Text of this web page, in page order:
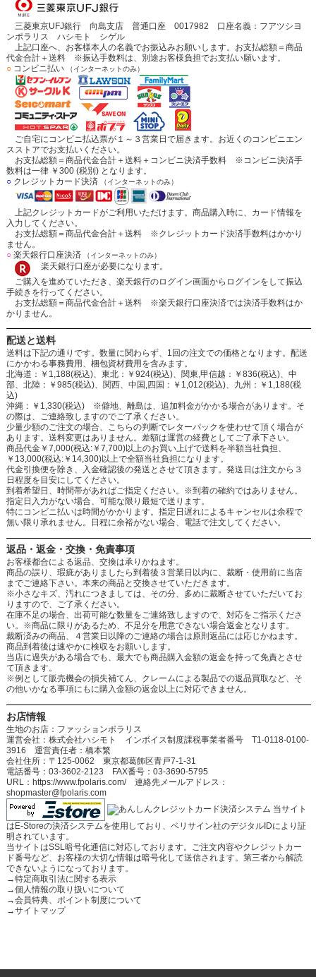
三菱東京UFJ銀行 向島支店 普通口座 0017982 口座名義：フアツシヨ
ンポラリス ハシモト シゲル
上記口座へ、お客様本人の名義でお振込みお願いします。お支払総額＝商品
代金合計＋送料 ※振込手数料は、別途お客様負担でお支払い願います。
○コンビニ払い （インターネットのみ）
ご自宅にコンビニ払込票が１～３営業日で届きます。お近くのコンビニエン
スストアでお支払いください。
お支払総額＝商品代金合計＋送料＋コンビニ決済手数料 ※コンビニ決済手
数料は一律 ￥300 (税別) となります。
○クレジットカード決済 （インターネットのみ）
上記クレジットカードがご利用いただけます。商品購入時に、カード情報を
入力してください。
お支払総額＝商品代金合計＋送料 ※クレジットカード決済手数料はかかり
ません。
○楽天銀行口座決済 （インターネットのみ）
楽天銀行口座が必要になります。
ご購入を進めていただき、楽天銀行のログイン画面からログインをして振込
手続きを行ってください。
お支払総額＝商品代金合計＋送料 ※楽天銀行口座決済では決済手数料はか
かりません。
配送と送料
送料は下記の通りです。数量に関わらず、1回の注文での価格となります。配送
にかかわる事務費用、梱包資材費用を含みます。
北海道：￥1,188(税込)、東北：￥924(税込)、関東,甲信越：￥836(税込)、中
部、北陸：￥985(税込)、関西、中国,四国：￥1,012(税込)、九州：￥1,188(税
込)
沖縄：￥1,330(税込) ※僻地、離島は、追加料金がかかる場合があります。そ
の際は、ご連絡致しますのでご了承ください。
少量少額のご注文の場合、こちらの判断でレターパックを使わせて頂く場合が
あります。送料変更はありません。差額は運営の経費としてご了承下さい。
商品代金￥7,000(税込:￥7,700)以上のお買い上げで送料を半額当社負担、
￥13,000(税込:￥14,300)以上で全額当社負担になります。
代金引換便を除き、入金確認後の発送とさせて頂きます。発送日は注文から３
日程度を目安にしてください。
到着希望日、時間帯があればご指定ください。※到着の確約ではありません。
指定日入力がない場合、可能な限り最短で送ります。
特にコンビニ払いは時間がかかります。指定日遅れによるキャンセルは余程で
無い限り承れません。日程に余裕がない場合、電話で注文してください。
返品・返金・交換・免責事項
お客様都合による返品、交換は承りかねます。
商品の誤り、瑕疵がありましたら到着後３営業日以内に、裁断・使用前に当店
までご連絡下さい。本来の商品と交換させていただきます。
※小さなキズ、汚れにつきましては、その分、多めに裁断させていただいてお
りますので、ご了承ください。
在庫不足の場合、出荷可能な数量をご連絡致しますので、対応をご指示くださ
い。※商品に限りがあるため、不足分を用意できない場合返金となります。
裁断済みの商品、４営業日以降のご連絡の場合は原則返品には応じかねます。
商品到着後は速やかに検収をお願いします。
当店に過失がある場合でも、最大でも商品購入金額の返金を持って免責とさせ
て頂きます。
※例として販売機会の損失補てん、クレームによる製品での返品買取など、そ
の他いかなる事項にもに購入金額の返金以上に対応できません。
お店情報
生地のお店：ファッションポラリス
運営会社：株式会社ハシモト インボイス制度課税事業者番号 T1-0118-0100-
3916 運営責任者：橋本繁
会社住所：〒125-0062 東京都葛飾区青戸7-1-31
電話番号：03-3602-2123 FAX番号：03-3690-5795
URL：https://www.fpolaris.com/ 連絡先メールアドレス：
shopmaster@fpolaris.com
当サイト
はE-Storeの決済システムを使用しており、ベリサイン社のデジタルIDにより証
明されています。
当サイトはSSL暗号化通信に対応しております。ご注文内容やクレジットカー
ド番号など、お客様の大切な情報は暗号化して送信されます。第三者から解読
できないようになっております。
→特定商取引法に関する表示
→個人情報の取り扱いについて
→会員特典、ポイント制度について
→サイトマップ